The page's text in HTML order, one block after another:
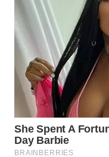
WN
SEMARANG
SOLO
WN
BOROBUDUR
WN
MADURA